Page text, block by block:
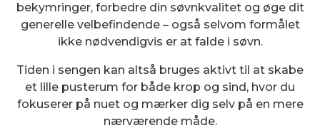
bekymringer, forbedre din søvnkvalitet og øge dit
generelle velbefindende – også selvom formålet
ikke nødvendigvis er at falde i søvn.
Tiden i sengen kan altså bruges aktivt til at skabe
et lille pusterum for både krop og sind, hvor du
fokuserer på nuet og mærker dig selv på en mere
nærværende måde.